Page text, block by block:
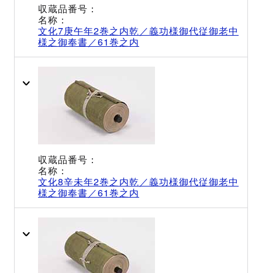
文化7庚午年2巻之内乾／義功様御代従御老中
様之御奉書／61巻之内
文化8辛未年2巻之内乾／義功様御代従御老中
様之御奉書／61巻之内